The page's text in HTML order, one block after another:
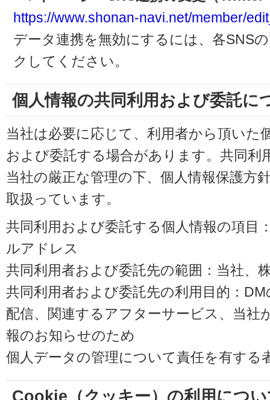
https://www.shonan-navi.net/member/
データ連携を無効にするには、各SNS
クしてください。
個人情報の共同利用および委託に
当社は必要に応じて、利用者から頂いた
および委託する場合があります。共同利
当社の厳正な管理の下、個人情報保護方
取扱っています。
共同利用および委託する個人情報の項目
ルアドレス
共同利用者および委託先の範囲：当社、
共同利用者および委託先の利用目的：
配信、関連するアフターサービス、当社
報のお知らせのため
個人データの管理について責任を有する
Cookie（クッキー）の利用につ